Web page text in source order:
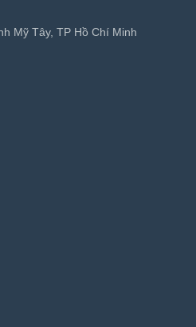
Mỹ Tây, TP Hồ Chí Minh